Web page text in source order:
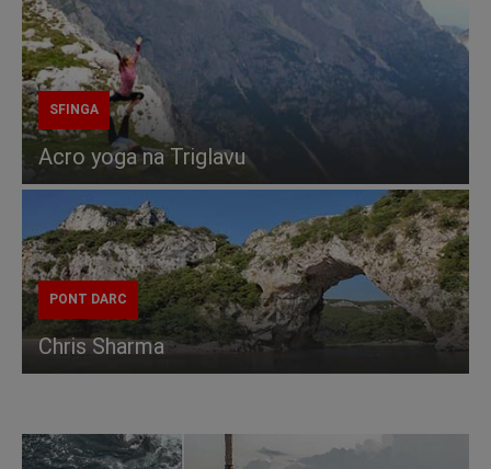
SFINGA
Acro yoga na Triglavu
PONT DARC
Chris Sharma